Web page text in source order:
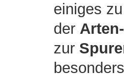
einiges
der
zur